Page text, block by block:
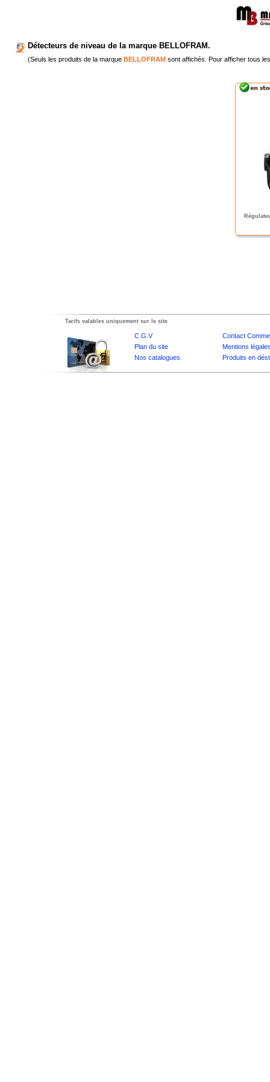
Détecteurs de niveau de la marque BELLOFRAM.
(Seuls les produits de la marque BELLOFRAM sont affichés. Pour afficher tous
Tarifs valables uniquement sur le site
C.G.V
Contact
Plan du site
Mentions
Nos catalogues
Produits en